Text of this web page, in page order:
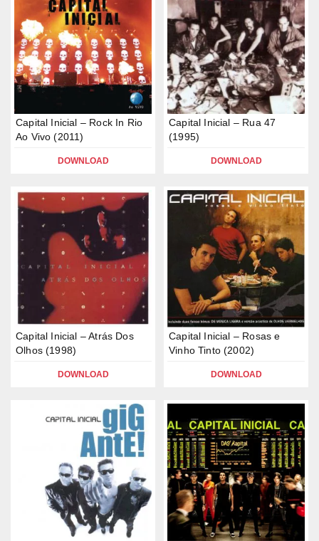
Capital Inicial – Rock In Rio
Ao Vivo (2011)
DOWNLOAD
Capital Inicial – Rua 47
(1995)
DOWNLOAD
Capital Inicial – Atrás Dos
Olhos (1998)
DOWNLOAD
Capital Inicial – Rosas e
Vinho Tinto (2002)
DOWNLOAD